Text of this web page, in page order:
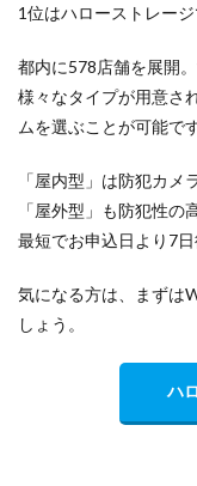
1位はハローストレージ
都内に578店舗を展開
様々なタイプが用意さ
ムを選ぶことが可能です
「屋内型」は防犯カメ
「屋外型」も防犯性の
最短でお申込日より7日
気になる方は、まずは
しょう。
ハ